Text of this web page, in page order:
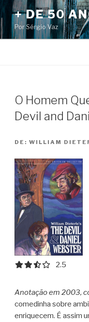
Pular
para
o
conteúdo
+ DE 50
Por Sérgio Vaz
O Homem
Devil and
DE: WILLIAM
2.5 out of
2.5
Anotação em 2003,
comedinha sobre
enriquecem. É assim